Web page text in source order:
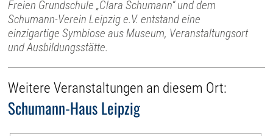
Freien Grundschule „Clara Schumann“ und dem
Schumann-Verein Leipzig e.V. entstand eine
einzigartige Symbiose aus Museum, Veranstaltungsort
und Ausbildungsstätte.
Weitere Veranstaltungen an diesem Ort:
Schumann-Haus Leipzig